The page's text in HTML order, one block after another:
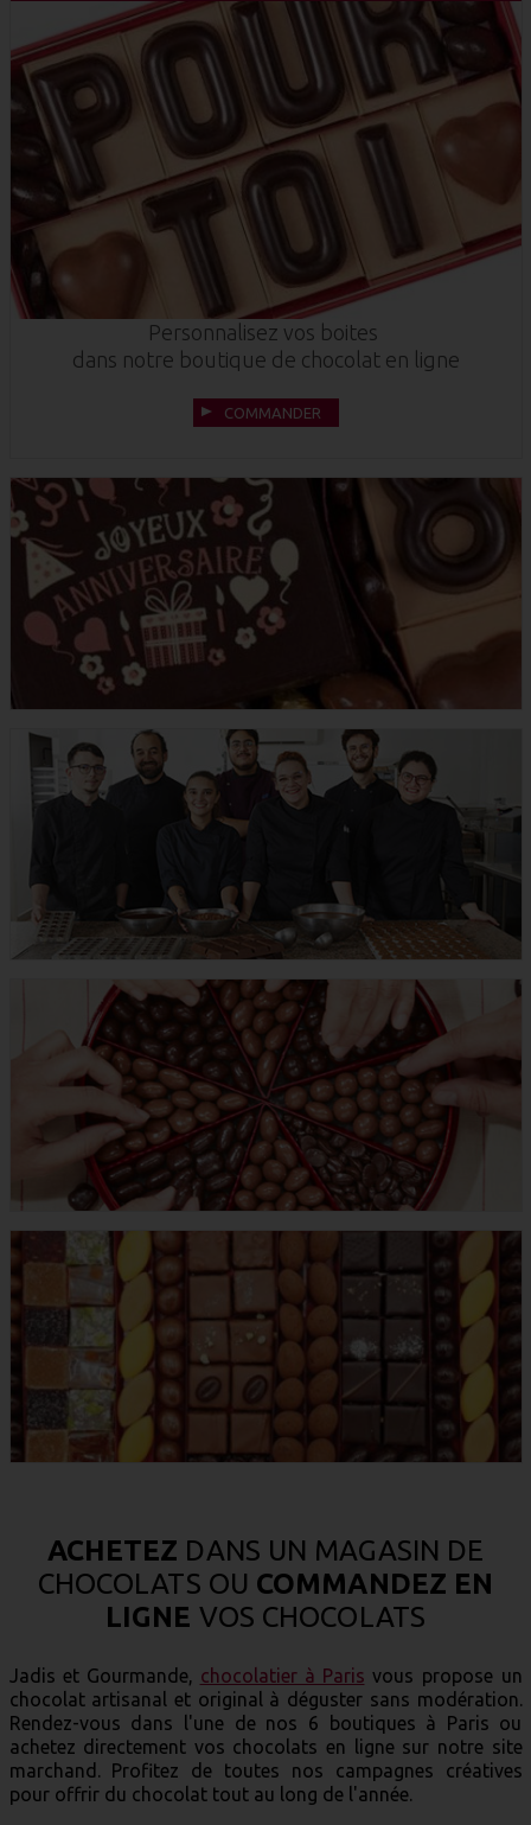
Personnalisez vos boites
dans notre boutique de chocolat en ligne
COMMANDER
ACHETEZ DANS UN MAGASIN DE
CHOCOLATS OU COMMANDEZ EN
LIGNE VOS CHOCOLATS
Jadis et Gourmande, chocolatier à Paris vous propose un
chocolat artisanal et original à déguster sans modération.
Rendez-vous dans l'une de nos 6 boutiques à Paris ou
achetez directement vos chocolats en ligne sur notre site
marchand. Profitez de toutes nos campagnes créatives
pour offrir du chocolat tout au long de l'année.